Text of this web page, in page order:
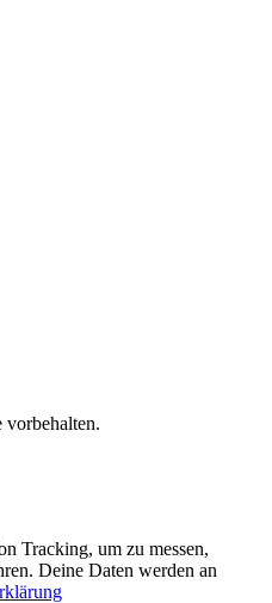
Tracking, um zu messen,
Deine Daten werden an